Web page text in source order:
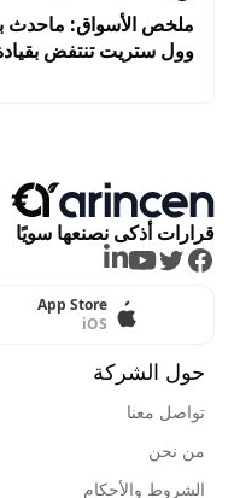
وول ستريت تنتفض
قرارات أذكى نصنعها سويًا
Facebook
Twitter
Youtube
LinkedIn
App Store
iOS
حول الشركة
تواصل معنا
من نحن
الشروط والأحكام